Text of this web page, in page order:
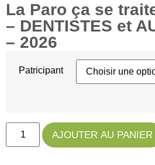
La Paro ça se
– DENTISTES et
– 2026
Patricipant
AJOUTER AU PANIER